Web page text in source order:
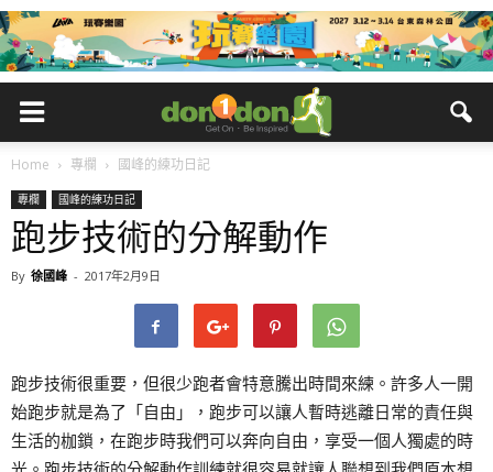
Home 專欄 國峰的練功日記
專欄 國峰的練功日記
跑步技術的分解動作
By 徐國峰 - 2017年2月9日
跑步技術很重要，但很少跑者會特意騰出時間來練。許多人一開
始跑步就是為了「自由」，跑步可以讓人暫時逃離日常的責任與
生活的枷鎖，在跑步時我們可以奔向自由，享受一個人獨處的時